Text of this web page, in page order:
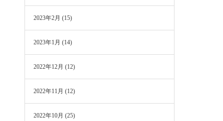
2023年2月 (15)
2023年1月 (14)
2022年12月 (12)
2022年11月 (12)
2022年10月 (25)